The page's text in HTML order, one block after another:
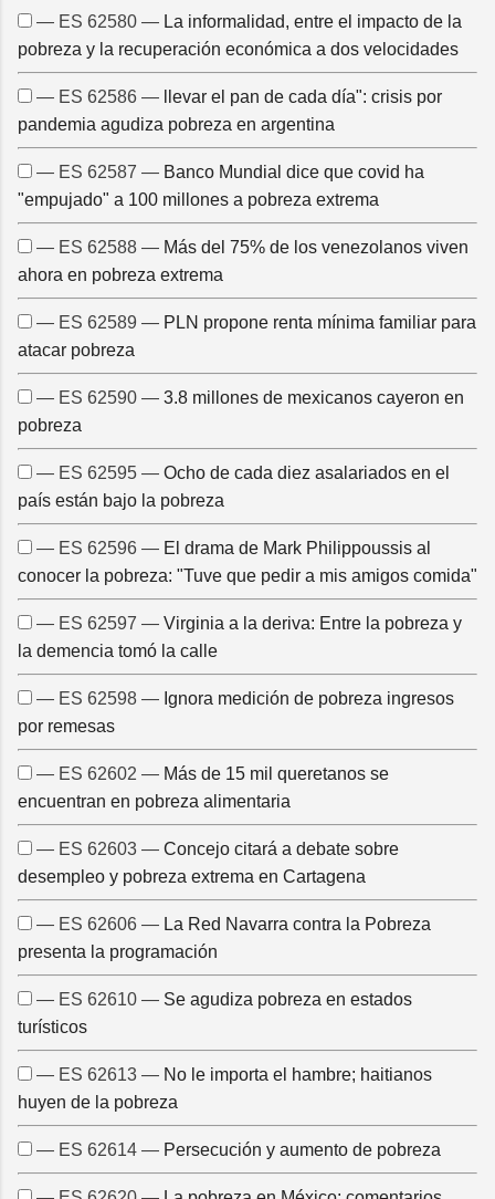
— ES 62580 — La informalidad, entre el impacto de la
pobreza y la recuperación económica a dos velocidades
— ES 62586 —
llevar el pan de cada día": crisis por
pandemia agudiza pobreza en argentina
— ES 62587 — Banco Mundial dice que covid ha
"empujado" a 100 millones a pobreza extrema
— ES 62588 — Más del 75% de los venezolanos viven
ahora en pobreza extrema
— ES 62589 — PLN propone renta mínima familiar para
atacar pobreza
— ES 62590 — 3.8 millones de mexicanos cayeron en
pobreza
— ES 62595 — Ocho de cada diez asalariados en el
país están bajo la pobreza
— ES 62596 — El drama de Mark Philippoussis al
conocer la pobreza: "Tuve que pedir a mis amigos comida"
— ES 62597 — Virginia a la deriva: Entre la pobreza y
la demencia tomó la calle
— ES 62598 — Ignora medición de pobreza ingresos
por remesas
— ES 62602 — Más de 15 mil queretanos se
encuentran en pobreza alimentaria
— ES 62603 — Concejo citará a debate sobre
desempleo y pobreza extrema en Cartagena
— ES 62606 — La Red Navarra contra la Pobreza
presenta la programación
— ES 62610 — Se agudiza pobreza en estados
turísticos
— ES 62613 — No le importa el hambre; haitianos
huyen de la pobreza
— ES 62614 — Persecución y aumento de pobreza